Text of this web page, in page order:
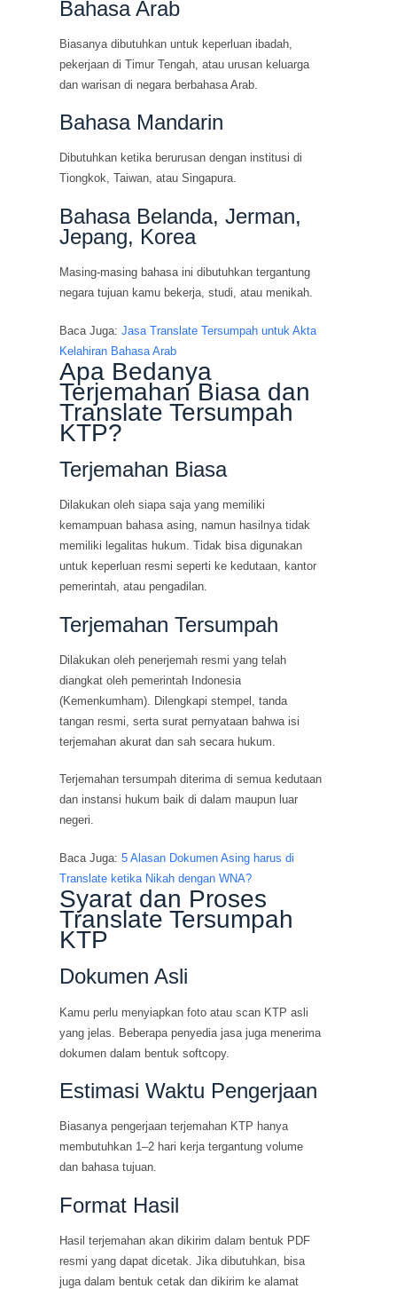
Bahasa Arab
Biasanya dibutuhkan untuk keperluan ibadah,
pekerjaan di Timur Tengah, atau urusan keluarga
dan warisan di negara berbahasa Arab.
Bahasa Mandarin
Dibutuhkan ketika berurusan dengan institusi di
Tiongkok, Taiwan, atau Singapura.
Bahasa Belanda, Jerman,
Jepang, Korea
Masing-masing bahasa ini dibutuhkan tergantung
negara tujuan kamu bekerja, studi, atau menikah.
Baca Juga:Jasa Translate Tersumpah untuk Akta
Kelahiran Bahasa Arab
Apa Bedanya
Terjemahan Biasa dan
Translate Tersumpah
KTP?
Terjemahan Biasa
Dilakukan oleh siapa saja yang memiliki
kemampuan bahasa asing, namun hasilnya tidak
memiliki legalitas hukum. Tidak bisa digunakan
untuk keperluan resmi seperti ke kedutaan, kantor
pemerintah, atau pengadilan.
Terjemahan Tersumpah
Dilakukan oleh penerjemah resmi yang telah
diangkat oleh pemerintah Indonesia
(Kemenkumham). Dilengkapi stempel, tanda
tangan resmi, serta surat pernyataan bahwa isi
terjemahan akurat dan sah secara hukum.
Terjemahan tersumpah diterima di semua kedutaan
dan instansi hukum baik di dalam maupun luar
negeri.
Baca Juga:5 Alasan Dokumen Asing harus di
Translate ketika Nikah dengan WNA?
Syarat dan Proses
Translate Tersumpah
KTP
Dokumen Asli
Kamu perlu menyiapkan foto atau scan KTP asli
yang jelas. Beberapa penyedia jasa juga menerima
dokumen dalam bentuk softcopy.
Estimasi Waktu Pengerjaan
Biasanya pengerjaan terjemahan KTP hanya
membutuhkan 1–2 hari kerja tergantung volume
dan bahasa tujuan.
Format Hasil
Hasil terjemahan akan dikirim dalam bentuk PDF
resmi yang dapat dicetak. Jika dibutuhkan, bisa
juga dalam bentuk cetak dan dikirim ke alamat